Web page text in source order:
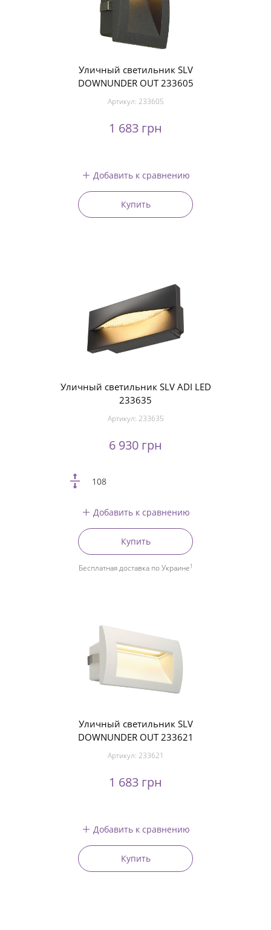
Уличный светильник SLV
DOWNUNDER OUT 233605
Артикул: 233605
1 683 грн
Добавить к сравнению
Купить
Уличный светильник SLV ADI LED
233635
Артикул: 233635
6 930 грн
108
Добавить к сравнению
Купить
Бесплатная доставка по Украине1
Уличный светильник SLV
DOWNUNDER OUT 233621
Артикул: 233621
1 683 грн
Добавить к сравнению
Купить